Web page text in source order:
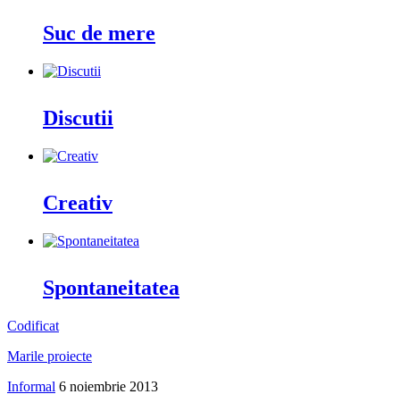
Suc de mere
Discutii
Creativ
Spontaneitatea
Codificat
Marile proiecte
Informal 6 noiembrie 2013